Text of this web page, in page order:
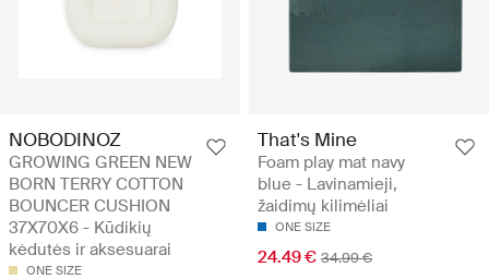
NOBODINOZ
GROWING GREEN NEW
BORN TERRY COTTON
BOUNCER CUSHION
37X70X6 - Kūdikių
kėdutės ir aksesuarai
ONE SIZE
That's Mine
Foam play mat navy
blue - Lavinamieji,
žaidimų kilimėliai
ONE SIZE
24.49 € 34.99 €